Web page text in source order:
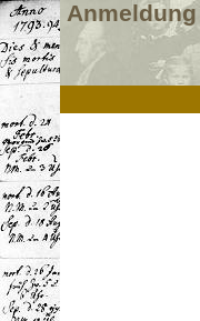
Anmeldung